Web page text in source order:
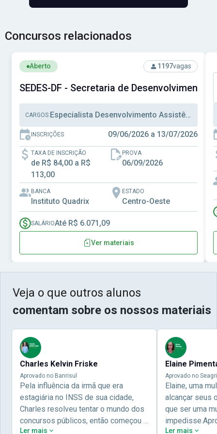
Concursos relacionados
Ver concurso: SEDES-DF - Secretaria de
Aberto 1197vagas
SEDES-DF - Secretaria de Desenvolvimento
CARGOS: Especialista Desenvolvimento Assistência Social, Técnico Desenvolvimento Assistência Social, Técnico Administrativo
INSCRIÇÕES 09/06/2026 a 13/07/2026
TAXA DE INSCRIÇÃO
de R$ 84,00 a R$
113,00
PROVA
06/09/2026
BANCA
Instituto Quadrix
ESTADO
Centro-Oeste
SALÁRIOAté R$ 6.071,09
Ver materiais
Veja o que outros alunos
comentam sobre os nossos materiais
Charles Kelvin Friske
Aprovado no Banrisul
Pela influência da irmã que era
estagiária no INSS de sua cidade,
Charles resolveu tentar o mundo dos
concursos públicos, então começou a
Ler mais
Elaine
Aprovado no
Elaine, uma
alcançar seus
que ser uma
Ler mais